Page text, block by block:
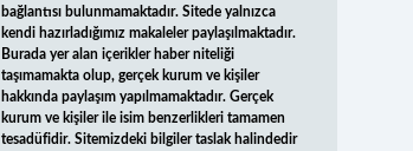
bağlantısı bulunmamaktadır. Sitede yalnızca
kendi hazırladığımız makaleler paylaşılmaktadır.
Burada yer alan içerikler haber niteliği
taşımamakta olup, gerçek kurum ve kişiler
hakkında paylaşım yapılmamaktadır. Gerçek
kurum ve kişiler ile isim benzerlikleri tamamen
tesadüfidir. Sitemizdeki bilgiler taslak halindedir